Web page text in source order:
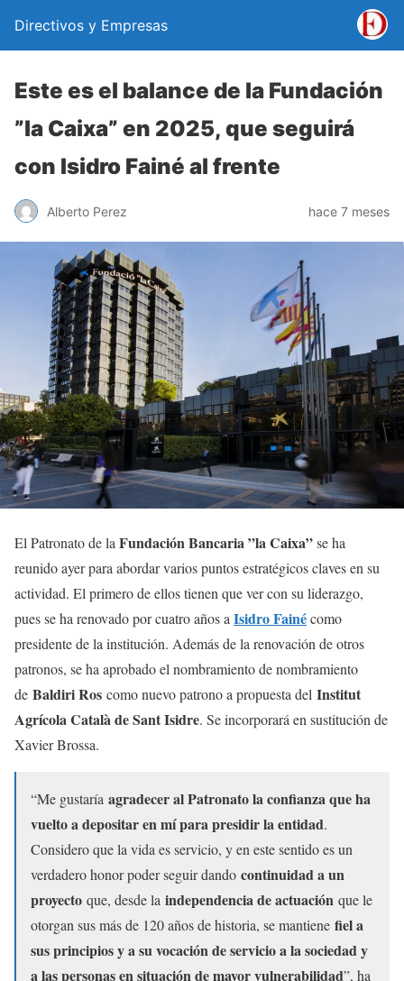
Directivos y Empresas
Este es el balance de la Fundación
”la Caixa” en 2025, que seguirá
con Isidro Fainé al frente
Alberto Perez hace 7 meses
El Patronato de la Fundación Bancaria ”la Caixa”se ha
reunido ayer para abordar varios puntos estratégicos claves en su
actividad. El primero de ellos tienen que ver con su liderazgo,
pues se ha renovado por cuatro años a Isidro Fainécomo
presidente de la institución. Además de la renovación de otros
patronos, se ha aprobado el nombramiento de nombramiento
de Baldiri Ros como nuevo patrono a propuesta del Institut
Agrícola Català de Sant Isidre. Se incorporará en sustitución de
Xavier Brossa.
“Me gustaría agradecer al Patronato la confianza que ha
vuelto a depositar en mí para presidir la entidad.
Considero que la vida es servicio, y en este sentido es un
verdadero honor poder seguir dando continuidad a un
proyecto que, desde la independencia de actuación que le
otorgan sus más de 120 años de historia, se mantiene fiel a
sus principios y a su vocación de servicio a la sociedad y
a las personas en situación de mayor vulnerabilidad”, ha